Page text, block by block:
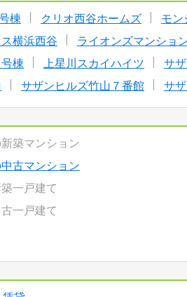
棟 クリオ西谷ホームズ
モン
横浜西谷
ライオンズマンショ
棟 上星川スカイハイツ
サ
サザンヒルズ竹山７番館 サ
築マンション
古マンション
一戸建て
一戸建て